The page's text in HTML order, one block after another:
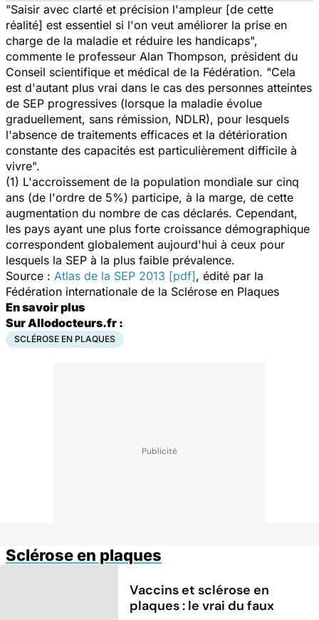
"Saisir avec clarté et précision l'ampleur [de cette
réalité] est essentiel si l'on veut améliorer la prise en
charge de la maladie et réduire les handicaps",
commente le professeur Alan Thompson, président du
Conseil scientifique et médical de la Fédération. "Cela
est d'autant plus vrai dans le cas des personnes atteintes
de SEP progressives (lorsque la maladie évolue
graduellement, sans rémission, NDLR), pour lesquels
l'absence de traitements efficaces et la détérioration
constante des capacités est particulièrement difficile à
vivre".
(1) L'accroissement de la population mondiale sur cinq
ans (de l'ordre de 5%) participe, à la marge, de cette
augmentation du nombre de cas déclarés. Cependant,
les pays ayant une plus forte croissance démographique
correspondent globalement aujourd'hui à ceux pour
lesquels la SEP à la plus faible prévalence.
Source : Atlas de la SEP 2013 [pdf], édité par la
Fédération internationale de la Sclérose en Plaques
En savoir plus
Sur Allodocteurs.fr :
SCLÉROSE EN PLAQUES
Sclérose en plaques
Vaccins et sclérose en
plaques : le vrai du faux